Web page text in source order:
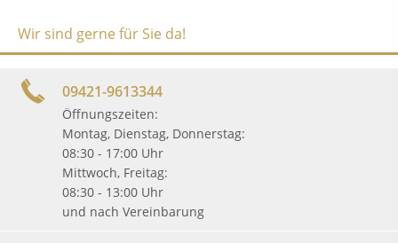
Wir sind gerne für Sie da!
09421-9613344
Öffnungszeiten:
Montag, Dienstag, Donnerstag:
08:30 - 17:00 Uhr
Mittwoch, Freitag:
08:30 - 13:00 Uhr
und nach Vereinbarung